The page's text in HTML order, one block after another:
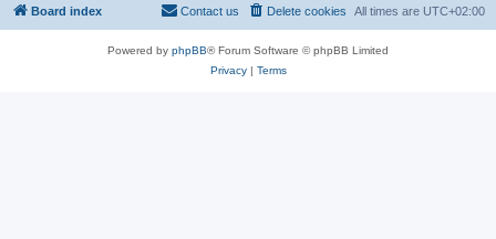
Board index All times are UTC+02:00
Delete cookies
Contact us
Powered by phpBB® Forum Software © phpBB Limited
Privacy| Terms